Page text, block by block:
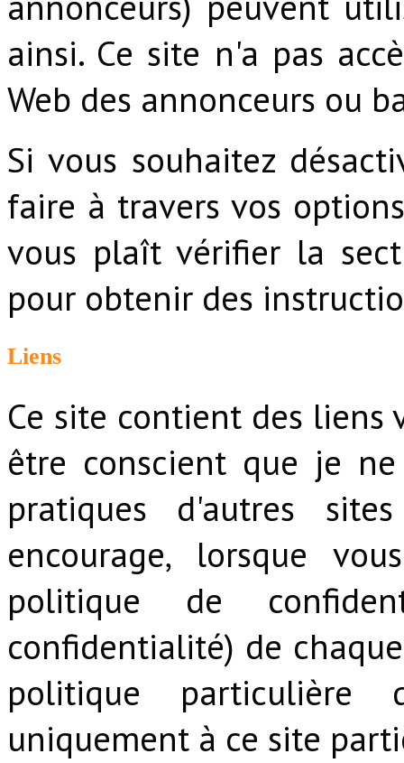
ainsi. Ce site n'a pas
Web des annonceurs ou
Si vous souhaitez
faire à travers vos
vous plaît vérifier la
pour obtenir des
Liens
Ce site contient des liens
être conscient que je
pratiques d'autres
encourage, lorsque
politique de
confidentialité) de
politique particulière
uniquement à ce site